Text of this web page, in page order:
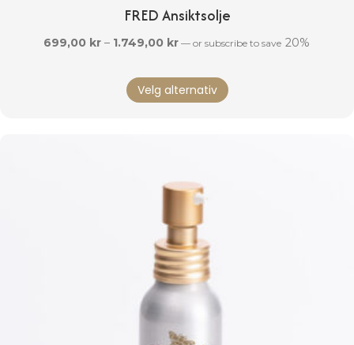
FRED Ansiktsolje
699,00 kr – 1.749,00 krPrisområde:
til
1.749,00 kr
— or subscribe to save 20%
Velg alternativ
produktet